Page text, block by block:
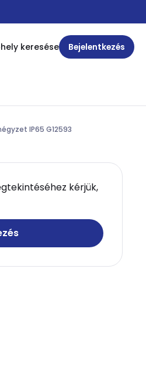
keresése Bejelentkezés
IP65 G12593
kérjük,